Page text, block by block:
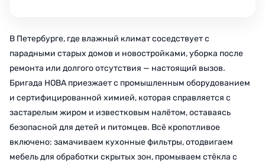
В Петербурге, где влажный климат соседствует с
парадными старых домов и новостройками, уборка после
ремонта или долгого отсутствия — настоящий вызов.
Бригада НОВА приезжает с промышленным оборудованием
и сертифицированной химией, которая справляется с
застарелым жиром и известковым налётом, оставаясь
безопасной для детей и питомцев. Всё кропотливое
включено: замачиваем кухонные фильтры, отодвигаем
мебель для обработки скрытых зон, промываем стёкла с